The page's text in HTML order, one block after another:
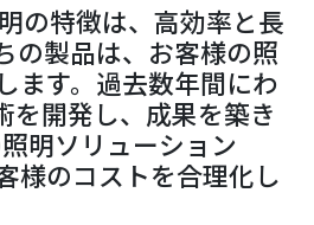
の特徴は、高効率と長
の製品は、お客様の照
ます。過去数年間にわ
を開発し、成果を築き
明ソリューション
様のコストを合理化し